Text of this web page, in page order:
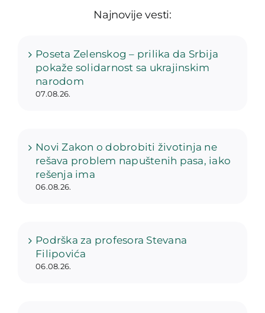
Najnovije vesti:
Poseta Zelenskog – prilika da Srbija
pokaže solidarnost sa ukrajinskim
narodom
07.08.26.
Novi Zakon o dobrobiti životinja ne
rešava problem napuštenih pasa, iako
rešenja ima
06.08.26.
Podrška za profesora Stevana
Filipovića
06.08.26.